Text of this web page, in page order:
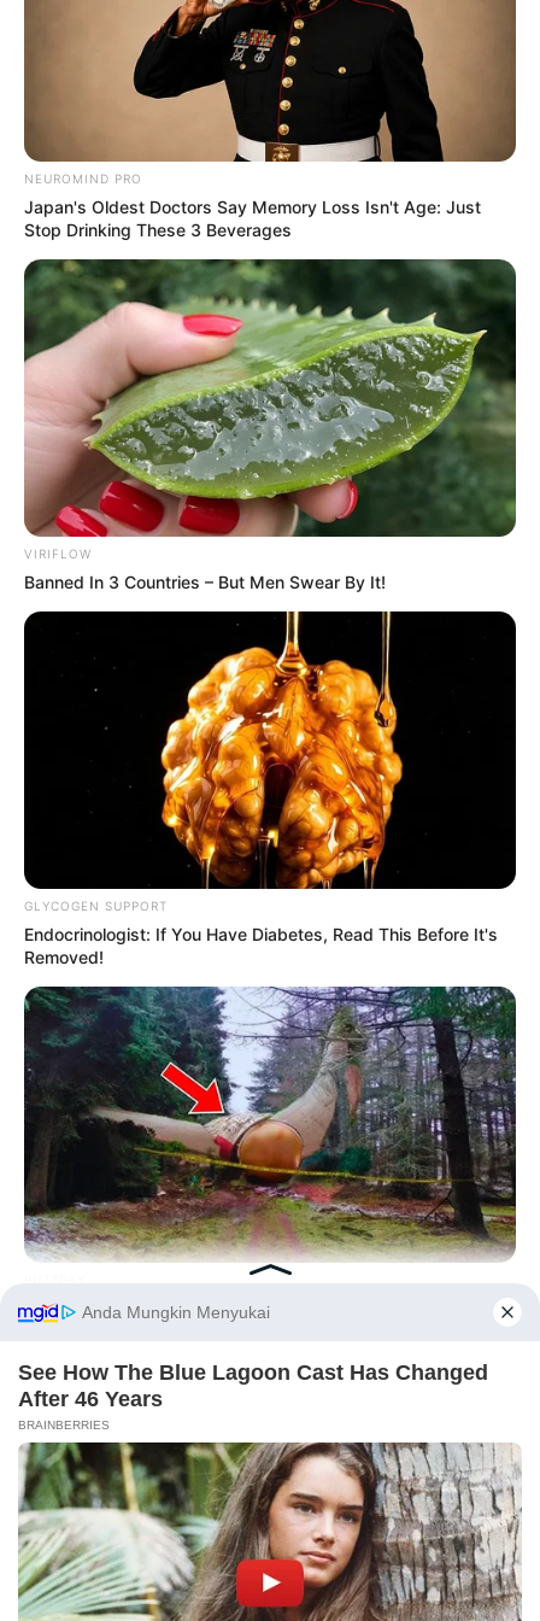
Anugerah Musik Indonesia 2013 – Artis Solo Pria/Wanita
Rock/Punk/Metal Terbaik – Tak Mengapa
Tuhan itu seolah-olah seperti lampu merah, kalau
semua doa dikasih lampu hijau, tabrakan semua.
Hidup itu indah karena hari ini, La vita e’ bella perche
adesso, hari esok memiliki masalahnya sendiri.
Foto – foto Gading Marten
1. Berpose keren di jalanan
(foto: instagram/gadiiing)
2. Wajahnya tetap terlihat tampan dan awet muda
NEUROMIND PRO
Japan's Oldest Doctors Say Memory Loss Isn't Age: Just
Stop Drinking These 3 Beverages
VIRIFLOW
Banned In 3 Countries – But Men Swear By It!
GLYCOGEN SUPPORT
Endocrinologist: If You Have Diabetes, Read This Before It's
Removed!
Giant Object Found In Forest Stuns Scientists
Before You Go